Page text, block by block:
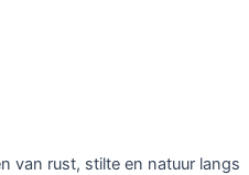
van rust, stilte en natuur langs